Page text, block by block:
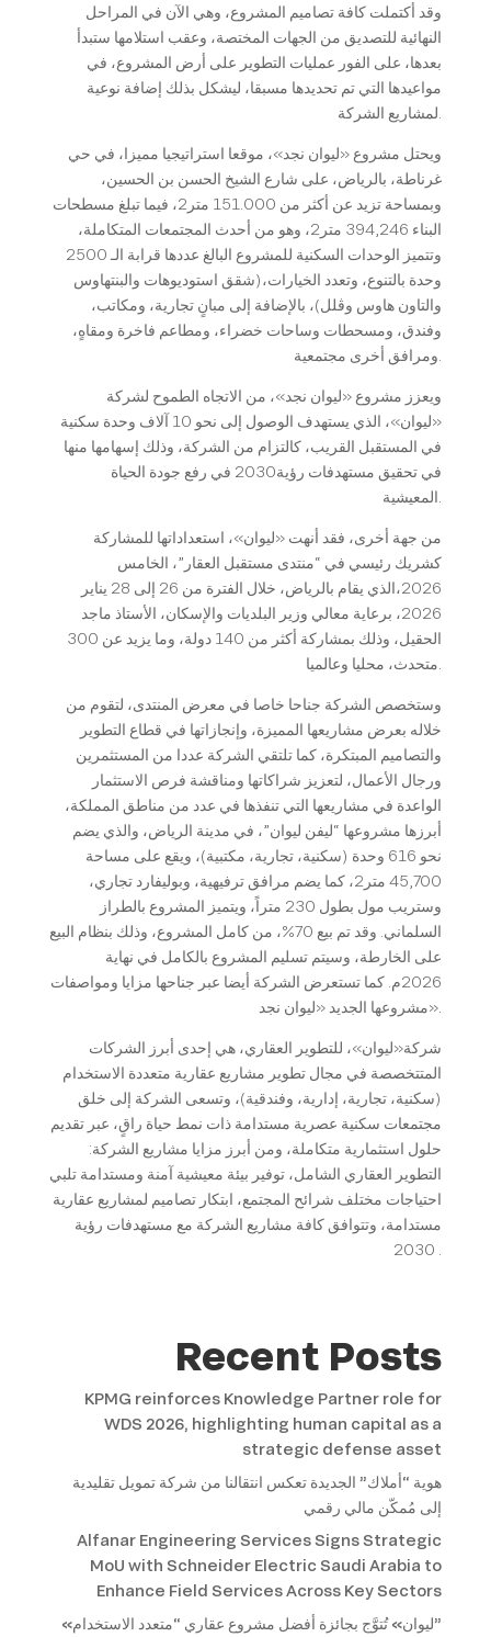
وقد أكتملت كافة تصاميم المشروع، وهي الآن في المراحل
النهائية للتصديق من الجهات المختصة، وعقب استلامها ستبدأ
بعدها، على الفور عمليات التطوير على أرض المشروع، في
مواعيدها التي تم تحديدها مسبقا، ليشكل بذلك إضافة نوعية
ويحتل مشروع «ليوان نجد»، موقعا استراتيجيا مميزا، في حي
غرناطة، بالرياض، على شارع الشيخ الحسن بن الحسين،
وبمساحة تزيد عن أكثر من 151.000 متر2، فيما تبلغ مسطحات
البناء 394,246 متر2، وهو من أحدث المجتمعات المتكاملة،
وتتميز الوحدات السكنية للمشروع البالغ عددها قرابة الـ 2500
وحدة بالتنوع، وتعدد الخيارات،(شقق استوديوهات والبنتهاوس
والتاون هاوس وڤلل)، بالإضافة إلى مبانٍ تجارية، ومكاتب،
وفندق، ومسحطات وساحات خضراء، ومطاعم فاخرة ومقاهٍ،
ويعزز مشروع «ليوان نجد»، من الاتجاه الطموح لشركة
«ليوان»، الذي يستهدف الوصول إلى نحو 10 آلاف وحدة سكنية
في المستقبل القريب، كالتزام من الشركة، وذلك إسهامها منها
في تحقيق مستهدفات رؤية2030 في رفع جودة الحياة
من جهة أخرى، فقد أنهت «ليوان»، استعداداتها للمشاركة
كشريك رئيسي في “منتدى مستقبل العقار”، الخامس
2026،الذي يقام بالرياض، خلال الفترة من 26 إلى 28 يناير
2026، برعاية معالي وزير البلديات والإسكان، الأستاذ ماجد
الحقيل، وذلك بمشاركة أكثر من 140 دولة، وما يزيد عن 300
وستخصص الشركة جناحا خاصا في معرض المنتدى، لتقوم من
خلاله بعرض مشاريعها المميزة، وإنجازاتها في قطاع التطوير
والتصاميم المبتكرة، كما تلتقي الشركة عددا من المستثمرين
ورجال الأعمال، لتعزيز شراكاتها ومناقشة فرص الاستثمار
الواعدة في مشاريعها التي تنفذها في عدد من مناطق المملكة،
أبرزها مشروعها “ليفن ليوان”، في مدينة الرياض، والذي يضم
نحو 616 وحدة (سكنية، تجارية، مكتبية)، ويقع على مساحة
45,700 متر2، كما يضم مرافق ترفيهية، وبوليفارد تجاري،
وستريب مول بطول 230 متراً، ويتميز المشروع بالطراز
السلماني. وقد تم بيع 70%، من كامل المشروع، وذلك بنظام البيع
على الخارطة، وسيتم تسليم المشروع بالكامل في نهاية
2026م. كما تستعرض الشركة أيضا عبر جناحها مزايا ومواصفات
مشروعها الجديد «ليوان نجد».
شركة«ليوان»، للتطوير العقاري، هي إحدى أبرز الشركات
المتتخصصة في مجال تطوير مشاريع عقارية متعددة الاستخدام
(سكنية، تجارية، إدارية، وفندقية)، وتسعى الشركة إلى خلق
مجتمعات سكنية عصرية مستدامة ذات نمط حياة راقٍ، عبر تقديم
حلول استثمارية متكاملة، ومن أبرز مزايا مشاريع الشركة:
التطوير العقاري الشامل، توفير بيئة معيشية آمنة ومستدامة تلبي
احتياجات مختلف شرائح المجتمع، ابتكار تصاميم لمشاريع عقارية
مستدامة، وتتوافق كافة مشاريع الشركة مع مستهدفات رؤية
Recent Posts
KPMG reinforces Knowledge Partner role for
WDS 2026, highlighting human capital as a
strategic defense asset
هوية “أملاك” الجديدة تعكس انتقالنا من شركة تمويل تقليدية
إلى مُمكّن مالي رقمي
Alfanar Engineering Services Signs Strategic
MoU with Schneider Electric Saudi Arabia to
Enhance Field Services Across Key Sectors
«ليوان» تُتوَّج بجائزة أفضل مشروع عقاري “متعدد الاستخدام”